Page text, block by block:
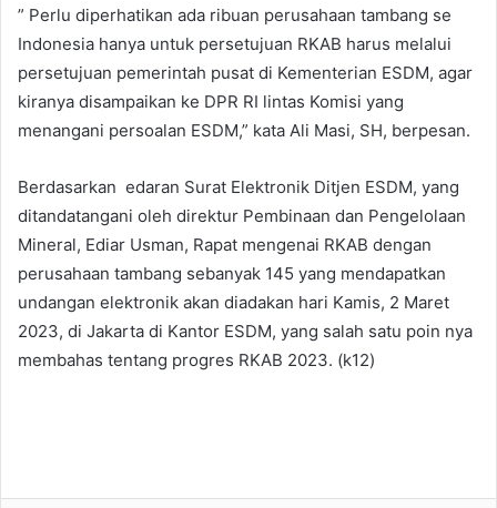
” Perlu diperhatikan ada ribuan perusahaan tambang se
Indonesia hanya untuk persetujuan RKAB harus melalui
persetujuan pemerintah pusat di Kementerian ESDM, agar
kiranya disampaikan ke DPR RI lintas Komisi yang
menangani persoalan ESDM,” kata Ali Masi, SH, berpesan.
Berdasarkan edaran Surat Elektronik Ditjen ESDM, yang
ditandatangani oleh direktur Pembinaan dan Pengelolaan
Mineral, Ediar Usman, Rapat mengenai RKAB dengan
perusahaan tambang sebanyak 145 yang mendapatkan
undangan elektronik akan diadakan hari Kamis, 2 Maret
2023, di Jakarta di Kantor ESDM, yang salah satu poin nya
membahas tentang progres RKAB 2023. (k12)